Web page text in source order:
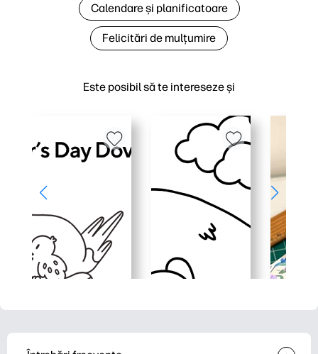
Este posibil să te intereseze și
Calendare și planificatoare
Felicitări de mulțumire